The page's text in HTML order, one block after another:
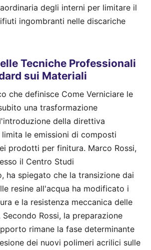
degli interni per limitare il
ingombranti nelle discariche
Tecniche Professionali
sui Materiali
che definisce Come Verniciare le
una trasformazione
della direttiva
le emissioni di composti
prodotti per finitura. Marco Rossi,
il Centro Studi
ha spiegato che la transizione dai
resine all'acqua ha modificato i
e la resistenza meccanica delle
Rossi, la preparazione
rimane la fase determinante
dei nuovi polimeri acrilici sulle